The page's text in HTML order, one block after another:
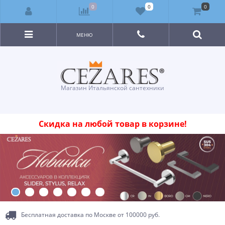
Магазин Итальянской сантехники
МЕНЮ
Скидка на любой товар в корзине!
Бесплатная доставка по Москве от 100000 руб.
0 0 0